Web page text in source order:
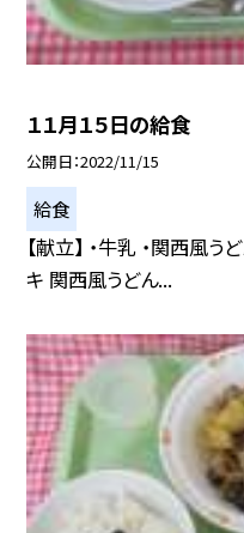
１１月１５日の給食
公開日 2022/11/15
給食
【献立】 ・牛乳 ・関西風う
キ 関西風うどん...